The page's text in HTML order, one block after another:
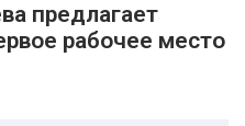
предлагает
рабочее место